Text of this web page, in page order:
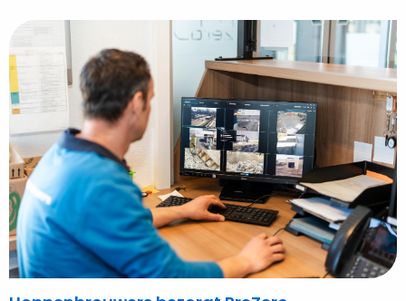
Hoppenbrouwers
bezorgt
PreZero
specialistisch
camerasysteem